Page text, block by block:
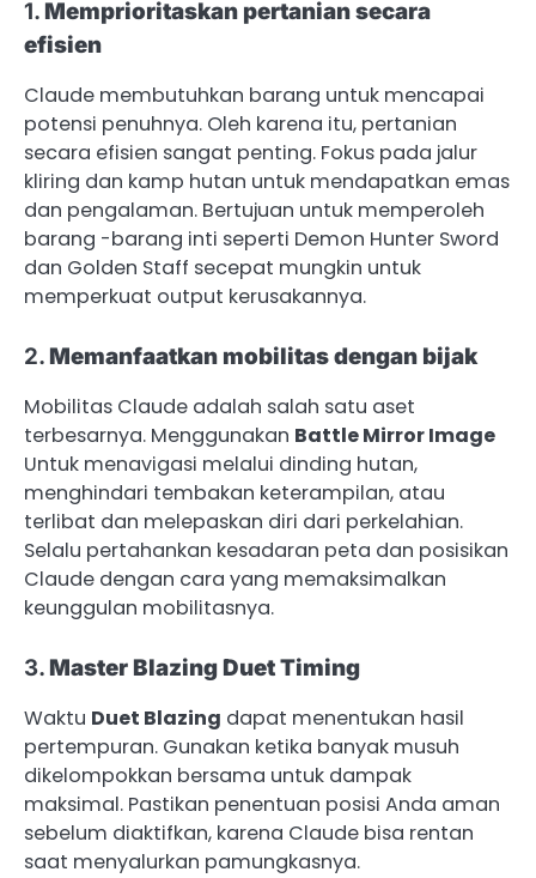
1.Memprioritaskan pertanian secara
efisien
Claude membutuhkan barang untuk mencapai
potensi penuhnya. Oleh karena itu, pertanian
secara efisien sangat penting. Fokus pada jalur
kliring dan kamp hutan untuk mendapatkan emas
dan pengalaman. Bertujuan untuk memperoleh
barang -barang inti seperti Demon Hunter Sword
dan Golden Staff secepat mungkin untuk
memperkuat output kerusakannya.
2.Memanfaatkan mobilitas dengan bijak
Mobilitas Claude adalah salah satu aset
terbesarnya. Menggunakan Battle Mirror Image
Untuk menavigasi melalui dinding hutan,
menghindari tembakan keterampilan, atau
terlibat dan melepaskan diri dari perkelahian.
Selalu pertahankan kesadaran peta dan posisikan
Claude dengan cara yang memaksimalkan
keunggulan mobilitasnya.
3.Master Blazing Duet Timing
Waktu Duet Blazing dapat menentukan hasil
pertempuran. Gunakan ketika banyak musuh
dikelompokkan bersama untuk dampak
maksimal. Pastikan penentuan posisi Anda aman
sebelum diaktifkan, karena Claude bisa rentan
saat menyalurkan pamungkasnya.